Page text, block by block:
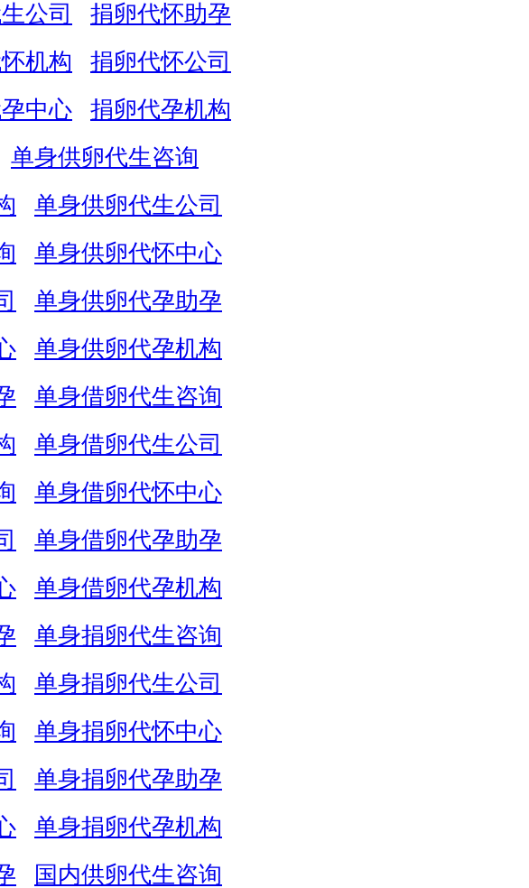
公司
捐卵代怀助孕
机构
捐卵代怀公司
中心
捐卵代孕机构
单身供卵代生咨询
单身供卵代生公司
单身供卵代怀中心
单身供卵代孕助孕
单身供卵代孕机构
单身借卵代生咨询
单身借卵代生公司
单身借卵代怀中心
单身借卵代孕助孕
单身借卵代孕机构
单身捐卵代生咨询
单身捐卵代生公司
单身捐卵代怀中心
单身捐卵代孕助孕
单身捐卵代孕机构
国内供卵代生咨询